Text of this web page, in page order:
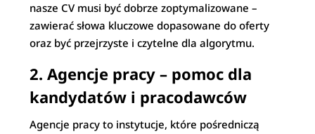
nasze CV musi być dobrze zoptymalizowane –
zawierać słowa kluczowe dopasowane do oferty
oraz być przejrzyste i czytelne dla algorytmu.
2.Agencje pracy – pomoc dla
kandydatów i pracodawców
Agencje pracy to instytucje, które pośredniczą